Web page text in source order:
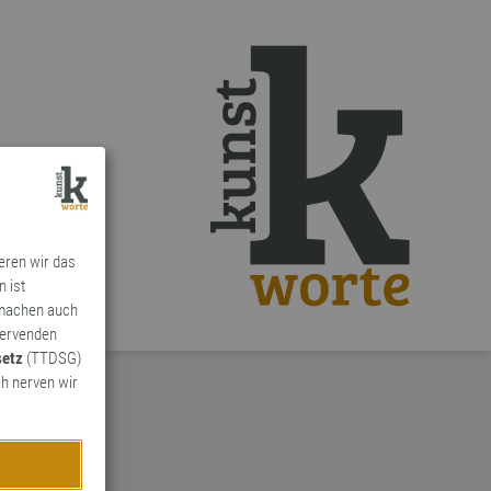
wir das
ist
auch
(TTDSG)
nerven wir